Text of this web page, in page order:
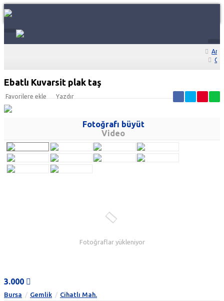
Ebatlı Kuvarsit plak taş
Favorilere ekle Yazdır
Fotoğrafı büyüt
Video
Fotoğraflar yükleniyor
3.000
Bursa Gemlik Cihatlı Mah.